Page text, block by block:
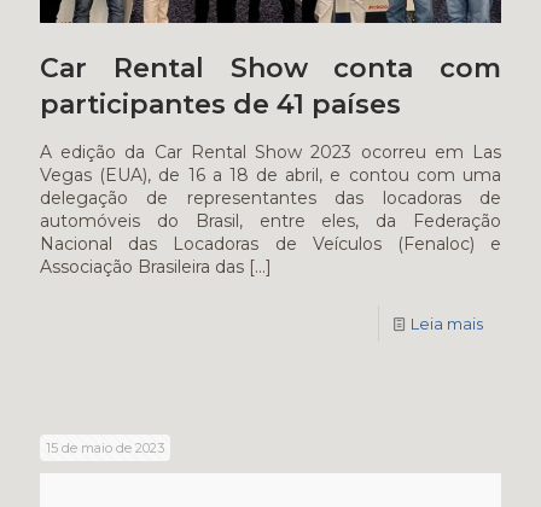
Car Rental Show conta com
participantes de 41 países
A edição da Car Rental Show 2023 ocorreu em Las
Vegas (EUA), de 16 a 18 de abril, e contou com uma
delegação de representantes das locadoras de
automóveis do Brasil, entre eles, da Federação
Nacional das Locadoras de Veículos (Fenaloc) e
Associação Brasileira das […]
Leia mais
15 de maio de 2023